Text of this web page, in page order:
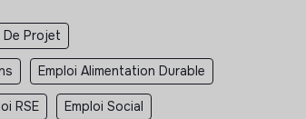
De Projet
Emploi Alimentation Durable
RSE Emploi Social